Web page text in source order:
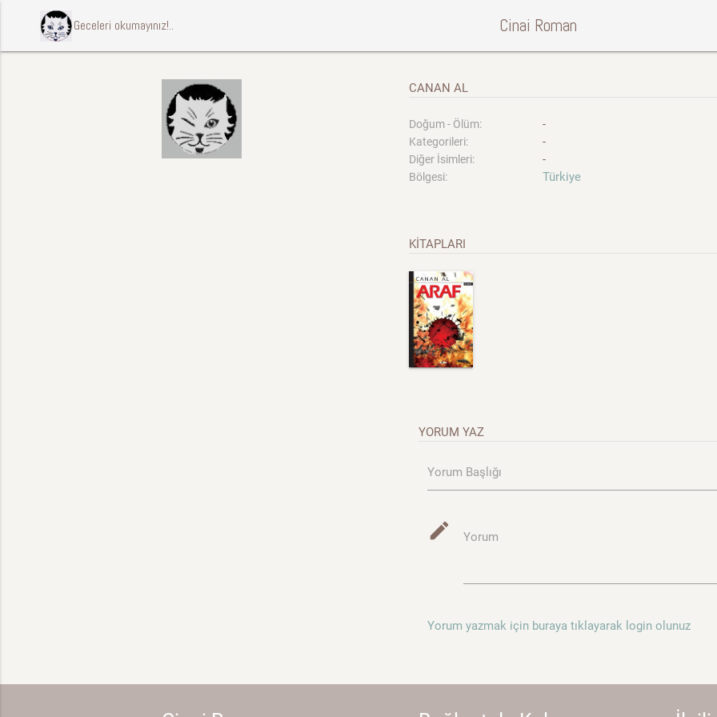
ccccci Geceleri okumayınız!.. Cinai Roman
CANAN AL
Doğum - Ölüm: -
Kategorileri: -
Diğer İsimleri: -
Bölgesi: Türkiye
KİTAPLARI
YORUM YAZ
Yorum Başlığı
mode_edit Yorum
Yorum yazmak için buraya tıklayarak login olunuz